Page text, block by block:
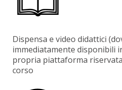
Dispensa e video didattici
immediatamente disponibili
propria piattaforma
corso